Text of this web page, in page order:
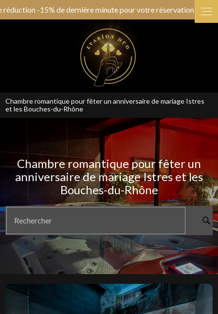
-15% de dernière minute pour votre réservation de ce soir !!!
Chambre romantique pour fêter un anniversaire de mariage Istres
et les Bouches-du-Rhône
Chambre romantique pour fêter un
anniversaire de mariage Istres et les
Bouches-du-Rhône
Rechercher